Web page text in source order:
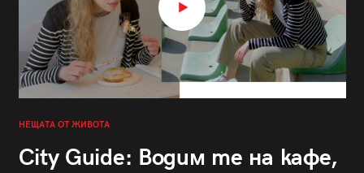
НЕЩАТА ОТ ЖИВОТА
City Guide: Водим те на кафе,